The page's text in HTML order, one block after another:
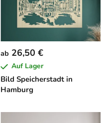
Bild Speicherstadt in
Hamburg
ab 26,50 €
Auf Lager